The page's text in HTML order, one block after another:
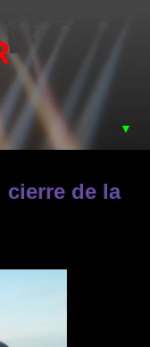
▼
de la